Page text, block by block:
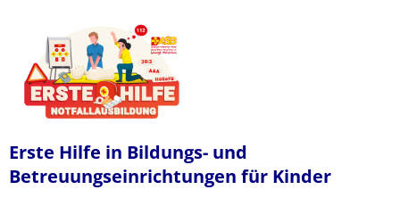
Erste Hilfe in Bildungs- und
Betreuungseinrichtungen für Kinder